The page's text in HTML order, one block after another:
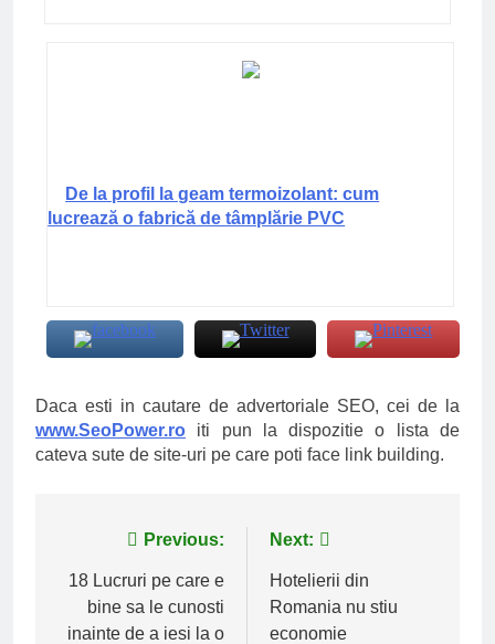
De la profil la geam termoizolant: cum
lucrează o fabrică de tâmplărie PVC
Daca esti in cautare de advertoriale SEO, cei de la
www.SeoPower.ro iti pun la dispozitie o lista de
cateva sute de site-uri pe care poti face link building.
Navigare
în
articole
Previous:
18 Lucruri pe care e
bine sa le cunosti
inainte de a iesi la o
Next:
Hotelierii din
Romania nu stiu
economie